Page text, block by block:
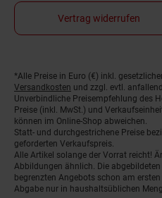
Vertrag widerrufen
Fußnoten
*Alle Preise in Euro (€) inkl.
Versandkosten und zzgl. evtl.
Unverbindliche Preisempfehlung des
Preise (inkl. MwSt.) und
können im Online-Shop abweichen.
Statt- und durchgestrichene Preise
geforderten Verkaufspreis.
Alle Artikel solange der Vorrat reicht!
Abbildungen ähnlich. Die
begrenzten Angebots schon am ersten
Abgabe nur in haushaltsüblichen